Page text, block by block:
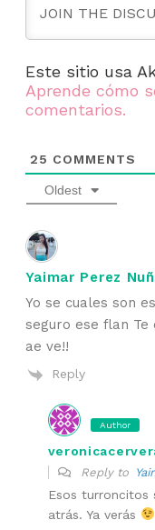
Este sitio usa
Aprende cómo
comentarios.
25 COMMENTS
Oldest
Yaimar Perez
Yo se cuales son
seguro ese flan Te
ae ve!!
Reply
Author
Reply to
Esos turroncitos
atrás. Ya verás